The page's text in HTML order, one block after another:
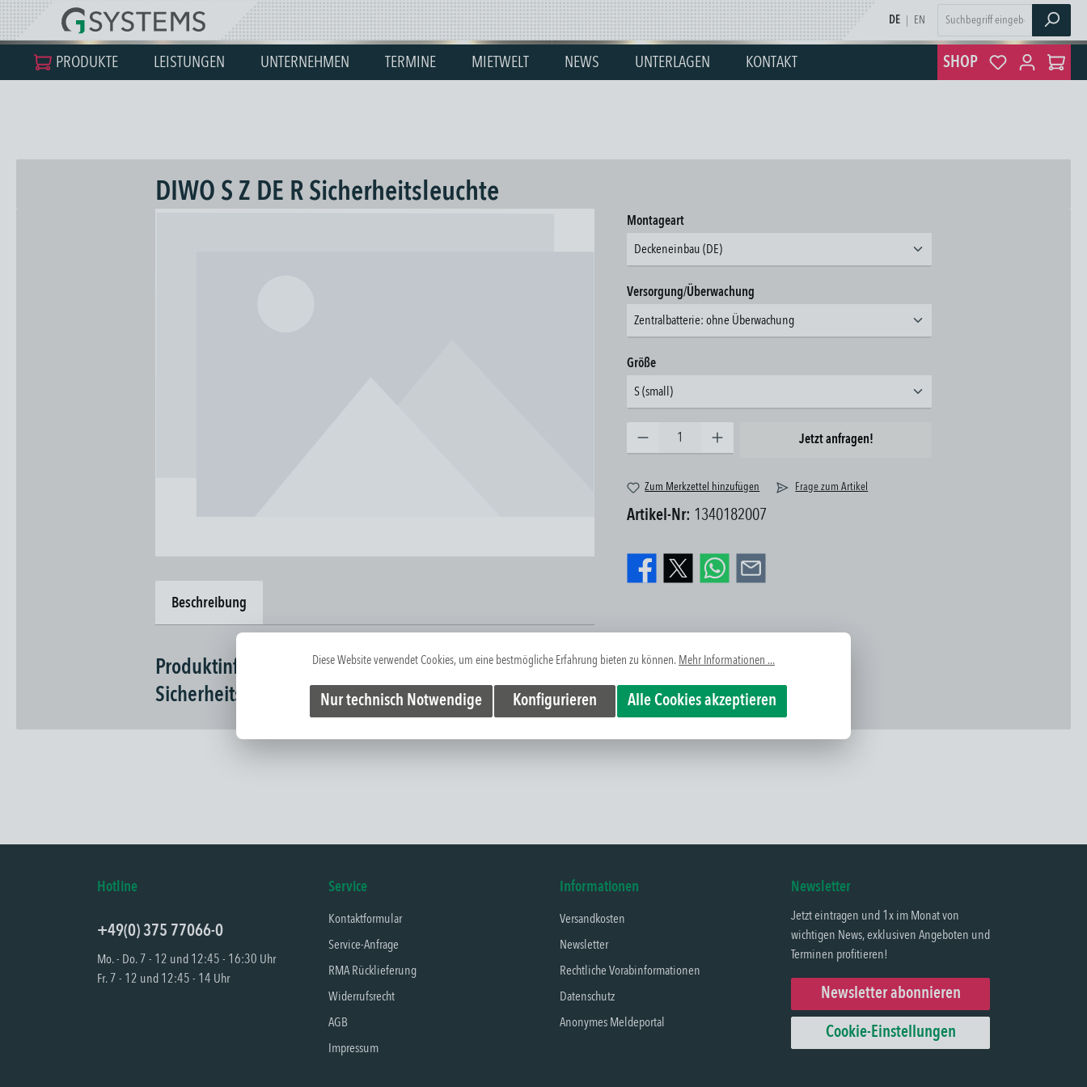
Zur Hauptnavigation springen DE EN
PRODUKTE LEISTUNGEN UNTERNEHMEN TERMINE MIETWELT NEWS UNTERLAGEN KONTAKT SHOP
DIWO S Z DE R Sicherheitsleuchte
Beschreibung
Produktinformationen "DIWO S Z DE R
Sicherheitsleuchte"
Montageartauswählen
Deckeneinbau (DE)
Versorgung/Überwachung
Zentralbatterie: ohne Überwachung
Größeauswählen
S (small)
Jetzt anfragen!
Zum Merkzettel hinzufügen Frage zum Artikel
Artikel-Nr: 1340182007
Hotline
+49(0) 375 77066-0
Mo. - Do. 7 - 12 und 12:45 - 16:30 Uhr
Fr. 7 - 12 und 12:45 - 14 Uhr
Service
Kontaktformular
Service-Anfrage
RMA Rücklieferung
Widerrufsrecht
AGB
Impressum
Informationen
Versandkosten
Newsletter
Rechtliche Vorabinformationen
Datenschutz
Anonymes Meldeportal
Newsletter
Jetzt eintragen und 1x im Monat von
wichtigen News, exklusiven Angeboten und
Terminen profitieren!
Newsletter abonnieren
Cookie-Einstellungen
Diese Website verwendet Cookies, um eine bestmögliche Erfahrung bieten zu können. Mehr Informationen ...
Nur technisch Notwendige Konfigurieren Alle Cookies akzeptieren